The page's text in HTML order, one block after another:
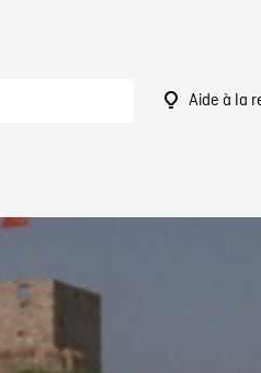
Aide à la